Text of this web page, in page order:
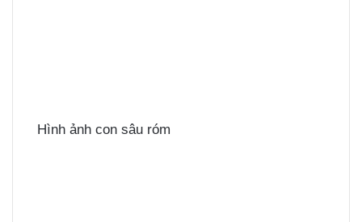
Hình ảnh con sâu róm